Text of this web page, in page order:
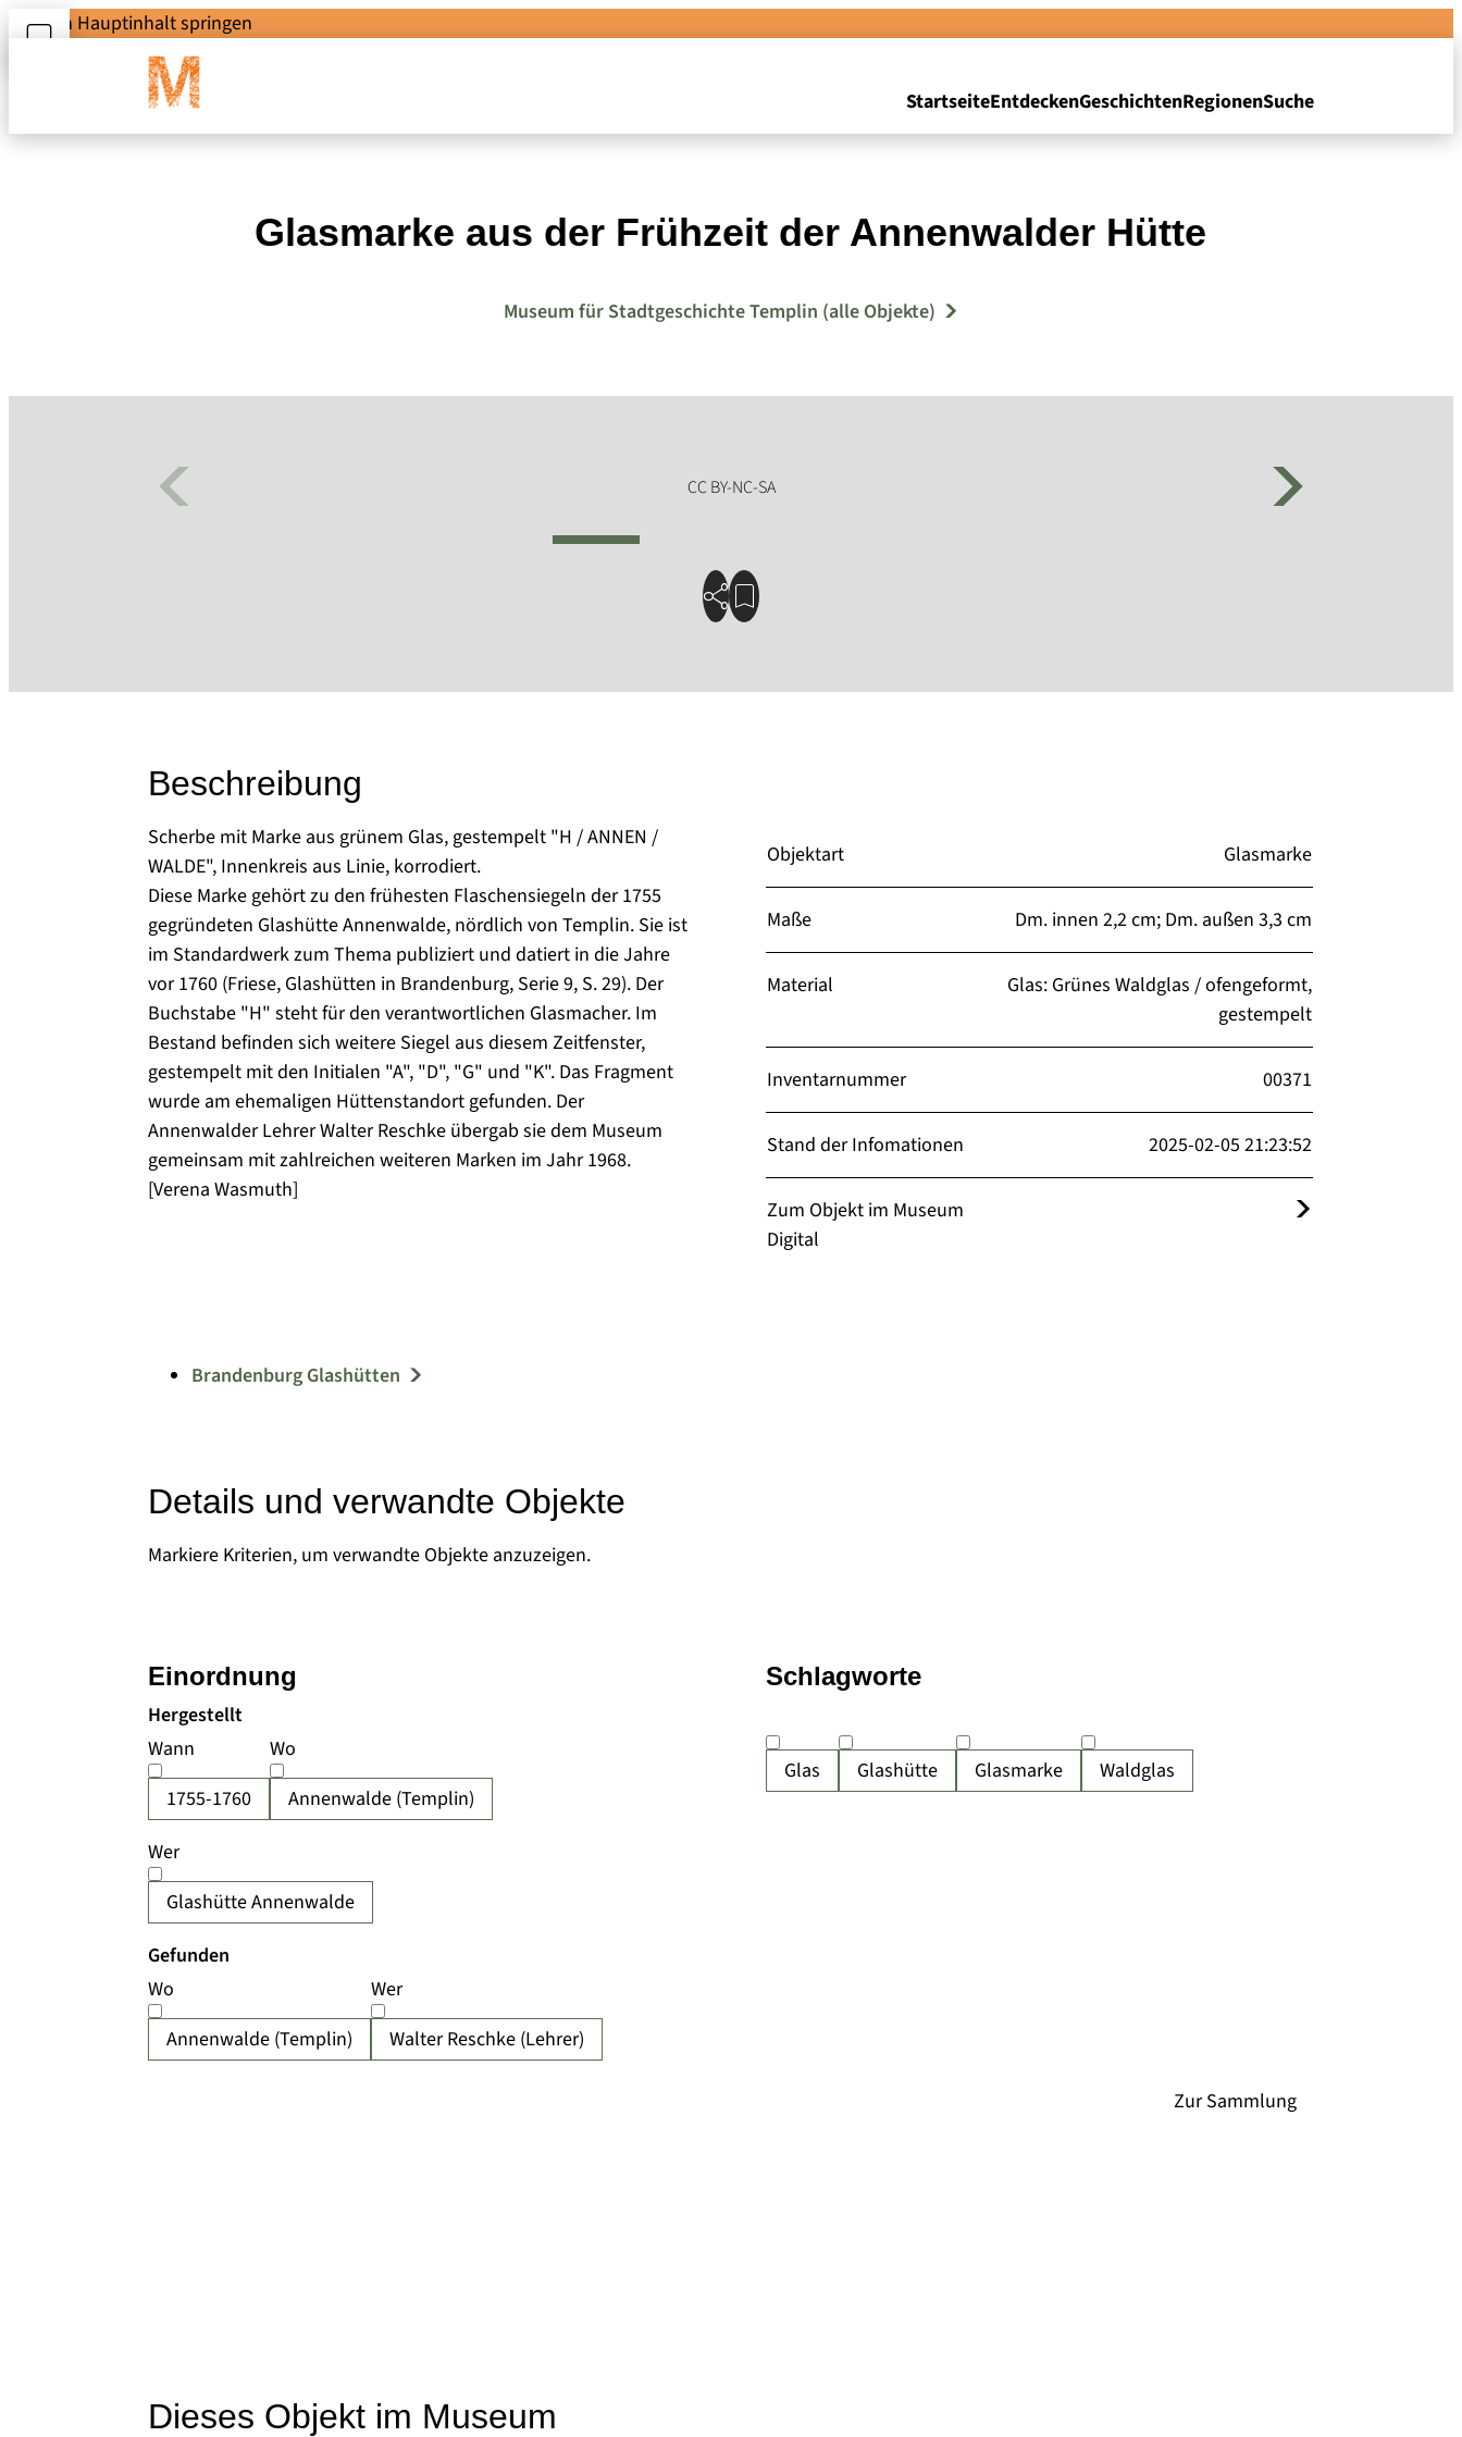
Zum Hauptinhalt springen
StartseiteEntdeckenGeschichtenRegionenSuche
Glasmarke aus der Frühzeit der Annenwalder Hütte
Museum für Stadtgeschichte Templin (alle Objekte)
Beschreibung
Scherbe mit Marke aus grünem Glas, gestempelt "H / ANNEN /
WALDE", Innenkreis aus Linie, korrodiert.
Diese Marke gehört zu den frühesten Flaschensiegeln der 1755
gegründeten Glashütte Annenwalde, nördlich von Templin. Sie ist
im Standardwerk zum Thema publiziert und datiert in die Jahre
vor 1760 (Friese, Glashütten in Brandenburg, Serie 9, S. 29). Der
Buchstabe "H" steht für den verantwortlichen Glasmacher. Im
Bestand befinden sich weitere Siegel aus diesem Zeitfenster,
gestempelt mit den Initialen "A", "D", "G" und "K". Das Fragment
wurde am ehemaligen Hüttenstandort gefunden. Der
Annenwalder Lehrer Walter Reschke übergab sie dem Museum
gemeinsam mit zahlreichen weiteren Marken im Jahr 1968.
[Verena Wasmuth]
Objektart Glasmarke
Maße Dm. innen 2,2 cm; Dm. außen 3,3 cm
Material
Glas: Grünes Waldglas / ofengeformt,
gestempelt
Inventarnummer 00371
Stand der Infomationen 2025-02-05 21:23:52
Zum Objekt im Museum
Digital
Brandenburg Glashütten
Details und verwandte Objekte
Markiere Kriterien, um verwandte Objekte anzuzeigen.
Hergestellt
Wann
1755-1760
Wo
Annenwalde (Templin)
Wer
Glashütte Annenwalde
Gefunden
Wo
Annenwalde (Templin)
Wer
Walter Reschke (Lehrer)
Glas Glashütte Glasmarke Waldglas
Einordnung Schlagworte
Dieses Objekt im Museum